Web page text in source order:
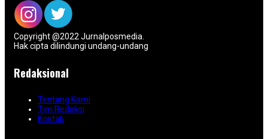
Copyright @2022 Jurnalposmedia.
Hak cipta dilindungi undang-undang
Redaksional
Tentang Kami
Tim Redaksi
Kontak